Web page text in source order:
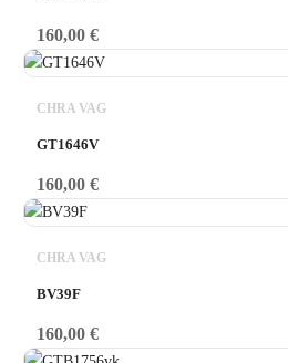
160,00 €
CHRA VAG
GT1646V
160,00 €
CHRA VAG
BV39F
160,00 €